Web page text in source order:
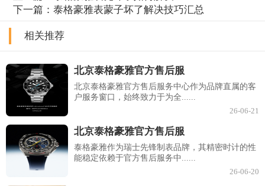
下一篇：泰格豪雅表蒙子坏了解决技巧汇总
相关推荐
北京泰格豪雅官方售后服
北京泰格豪雅官方售后服务中心作为品牌直属的客
户服务窗口，始终致力于为全......
26-06-21
北京泰格豪雅官方售后服
泰格豪雅作为瑞士先锋制表品牌，其精密时计的性
能稳定依赖于官方售后服务中......
26-06-20